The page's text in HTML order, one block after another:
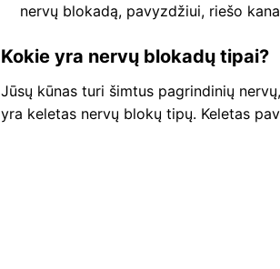
nervų blokadą, pavyzdžiui, riešo
Kokie yra nervų blokadų tipai?
Jūsų kūnas turi šimtus pagrindinių
yra keletas nervų blokų tipų. Keletas